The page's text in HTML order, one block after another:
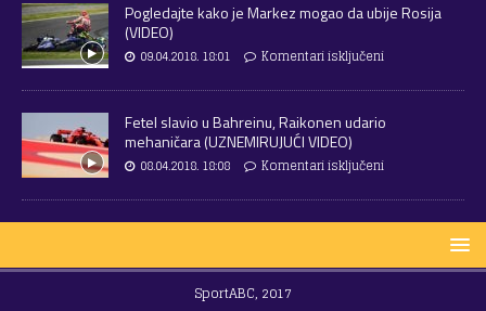
Pogledajte kako je Markez mogao da ubije Rosija
(VIDEO)
09.04.2018. 18:01 Komentari isključeni
Fetel slavio u Bahreinu, Raikonen udario
mehaničara (UZNEMIRUJUĆI VIDEO)
08.04.2018. 18:08 Komentari isključeni
SportABC, 2017